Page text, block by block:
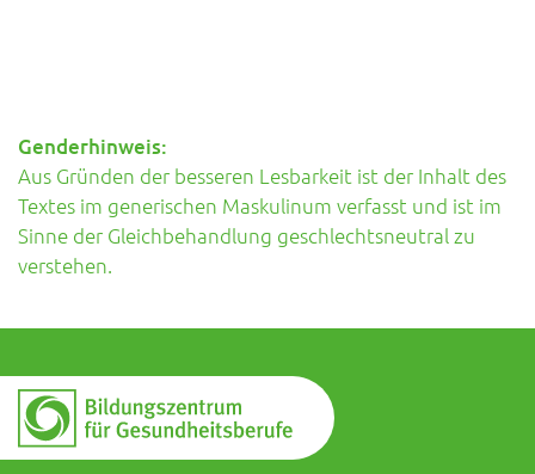
Genderhinweis:
Aus Gründen der besseren Lesbarkeit ist der Inhalt des
Textes im generischen Maskulinum verfasst und ist im
Sinne der Gleichbehandlung geschlechtsneutral zu
verstehen.